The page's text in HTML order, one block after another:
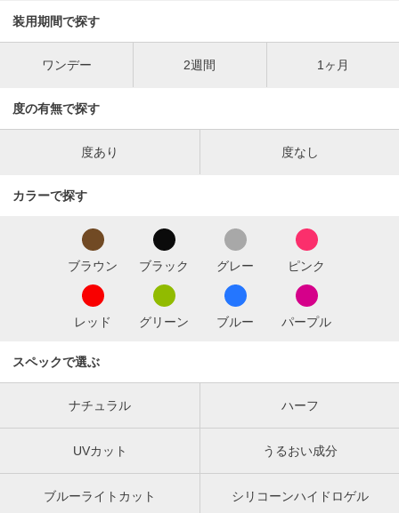
装用期間で探す
ワンデー 2週間 1ヶ月
度の有無で探す
度あり 度なし
カラーで探す
ブラウン ブラック グレー ピンク
レッド グリーン ブルー パープル
スペックで選ぶ
ナチュラル ハーフ
UVカット うるおい成分
ブルーライトカット シリコーンハイドロゲル